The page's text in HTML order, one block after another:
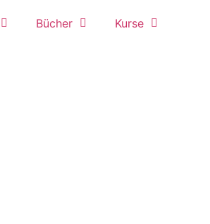
Bücher Kurse